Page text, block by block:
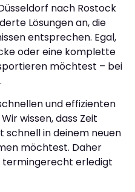
nach Rostock
Lösungen an, die
entsprechen. Egal,
oder eine komplette
möchtest – bei
und effizienten
wissen, dass Zeit
schnell in deinem neuen
möchtest. Daher
termingerecht erledigt